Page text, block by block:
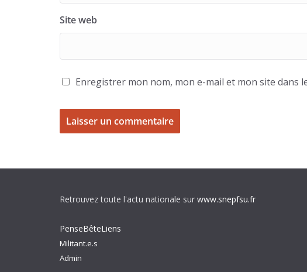
Site web
Enregistrer mon nom, mon e-mail et mon site dans
Retrouvez toute l'actu nationale sur www.snepfsu.fr
PenseBêteLiens
Militant.e.s
Admin